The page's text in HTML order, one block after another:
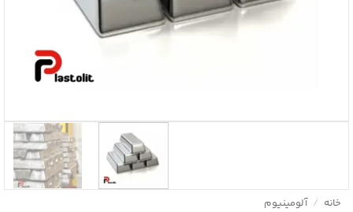
خانه / آلومینیوم